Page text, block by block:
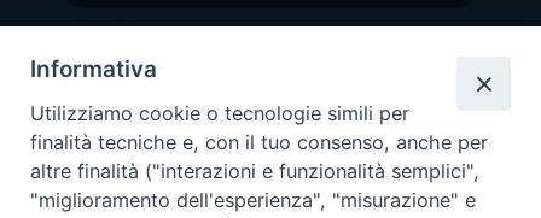
Informativa
Utilizziamo cookie o tecnologie simili per
finalità tecniche e, con il tuo consenso, anche per
altre finalità ("interazioni e funzionalità semplici",
"miglioramento dell'esperienza", "misurazione" e